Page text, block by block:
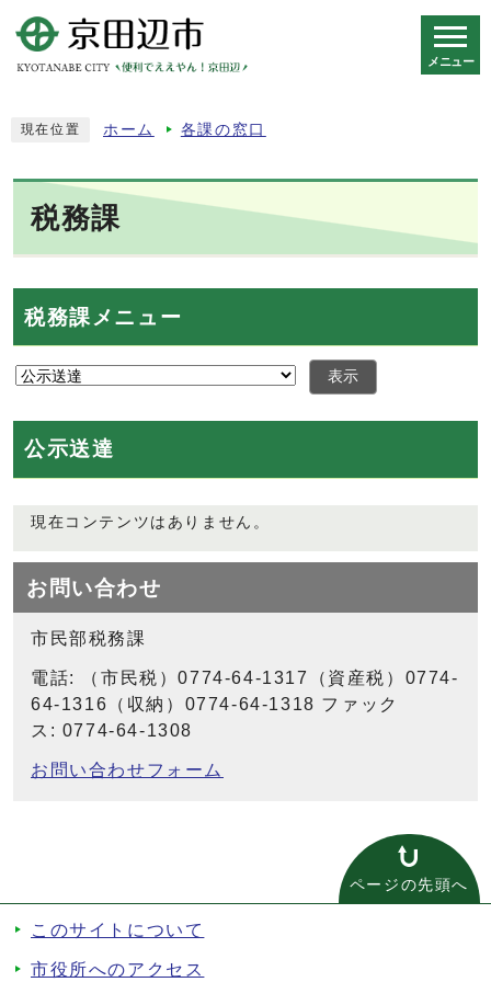
メニュー
現在位置 ホーム 各課の窓口
税務課
税務課メニュー
表示
公示送達
現在コンテンツはありません。
お問い合わせ
市民部税務課
電話: （市民税）0774-64-1317（資産税）0774-
64-1316（収納）0774-64-1318 ファック
ス: 0774-64-1308
お問い合わせフォーム
ページの先頭へ
このサイトについて
市役所へのアクセス